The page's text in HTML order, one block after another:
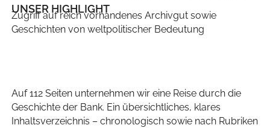
UNSER HIGHLIGHT
Zugriff auf reich vorhandenes Archivgut sowie
Geschichten von weltpolitischer Bedeutung
Auf 112 Seiten unternehmen wir eine Reise durch die
Geschichte der Bank. Ein übersichtliches, klares
Inhaltsverzeichnis – chronologisch sowie nach Rubriken